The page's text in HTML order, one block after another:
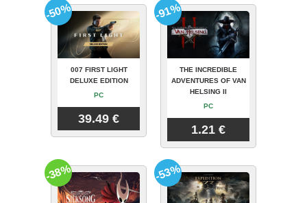
007 FIRST LIGHT
DELUXE EDITION
PC
39.49 €
-50%
THE INCREDIBLE
ADVENTURES OF VAN
HELSING II
PC
1.21 €
-91%
-38% -53%